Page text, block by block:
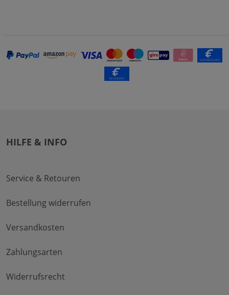
HILFE & INFO
Service & Retouren
Bestellung widerrufen
Versandkosten
Zahlungsarten
Widerrufsrecht